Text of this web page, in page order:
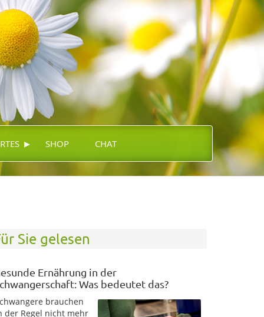
▸ SHOP CHAT
Sie gelesen
Ernährung in der
Was bedeutet das?
brauchen
der Regel nicht mehr